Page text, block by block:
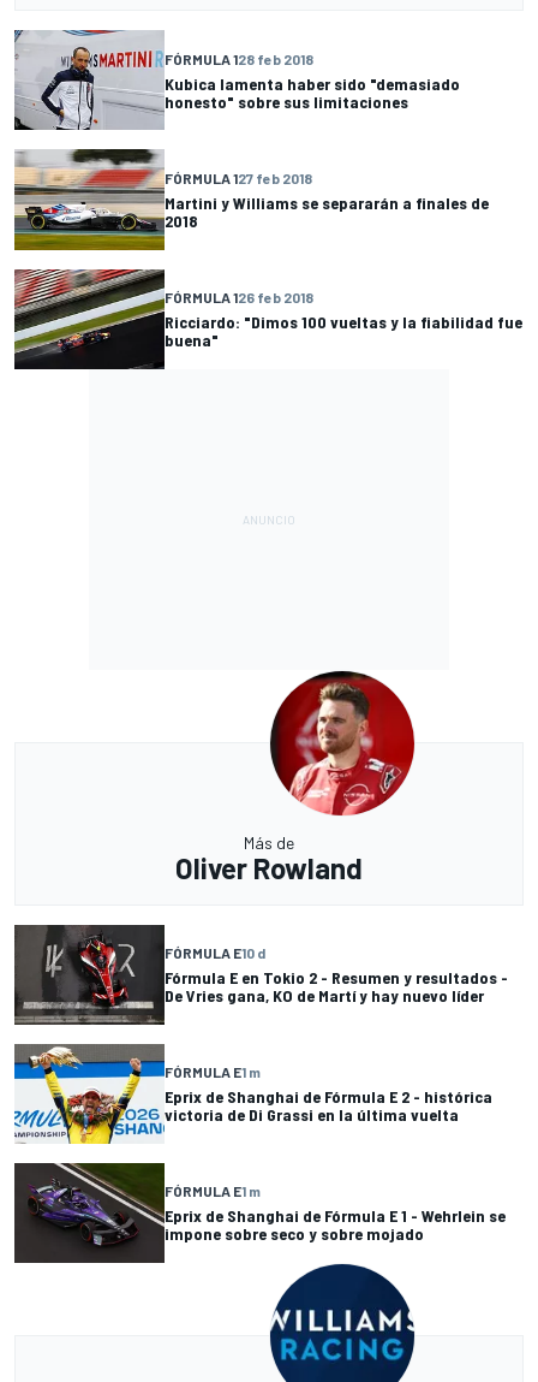
FÓRMULA 128 feb 2018
Kubica lamenta haber sido "demasiado
honesto" sobre sus limitaciones
FÓRMULA 127 feb 2018
Martini y Williams se separarán a finales de
2018
FÓRMULA 126 feb 2018
Ricciardo: "Dimos 100 vueltas y la fiabilidad fue
buena"
Más de
Oliver Rowland
FÓRMULA E10 d
Fórmula E en Tokio 2 - Resumen y resultados -
De Vries gana, KO de Martí y hay nuevo líder
FÓRMULA E1 m
Eprix de Shanghai de Fórmula E 2 - histórica
victoria de Di Grassi en la última vuelta
FÓRMULA E1 m
Eprix de Shanghai de Fórmula E 1 - Wehrlein se
impone sobre seco y sobre mojado